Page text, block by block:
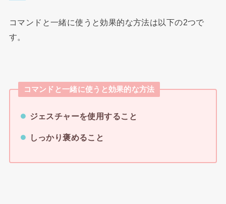
コマンドと一緒に使うと効果的な方法は以下の2つで
す。
コマンドと一緒に使うと効果的な方法
ジェスチャーを使用すること
しっかり褒めること